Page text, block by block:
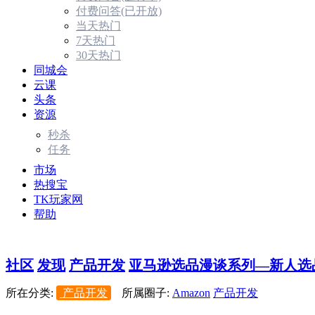
付费问答(已开放)
当天热门
7天热门
30天热门
同城会
云课
头条
资源
秒杀
任务
市场
热搜宝
TK玩家网
帮助
社区 发现 产品开发 亚马逊选品漫谈系列—新人选
所在分类: 产品开发 所属圈子: Amazon 产品开发